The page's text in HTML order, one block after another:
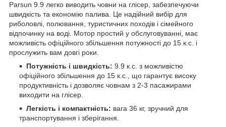
Parsun 9.9 легко виводить човни на глісер, забезпечуючи
швидкість та економію палива. Це надійний вибір для
риболовлі, полювання, туристичних походів і сімейного
відпочинку на воді. Мотор простий у обслуговуванні, має
можливість офіційного збільшення потужності до 15 к.с. і
прослужить вам довгі роки.
Потужність і швидкість: 9.9 к.с. з можливістю
офіційного збільшення до 15 к.с., що гарантує високу
продуктивність і дозволяє човнам з 2-3 пасажирами
виходити на глісер.
Легкість і компактність: вага 36 кг, зручний для
транспортування і зберігання.